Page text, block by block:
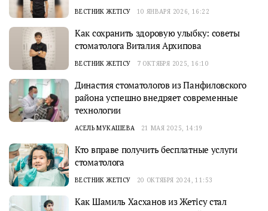
ВЕСТНИК ЖЕТІСУ 10 ЯНВАРЯ 2026, 16:22
Как сохранить здоровую улыбку: советы
стоматолога Виталия Архипова
ВЕСТНИК ЖЕТІСУ 7 ОКТЯБРЯ 2025, 16:10
Династия стоматологов из Панфиловского
района успешно внедряет современные
технологии
АСЕЛЬ МУКАШЕВА 21 МАЯ 2025, 14:19
Кто вправе получить бесплатные услуги
стоматолога
ВЕСТНИК ЖЕТІСУ 20 ОКТЯБРЯ 2024, 11:53
Как Шамиль Хасханов из Жетісу стал